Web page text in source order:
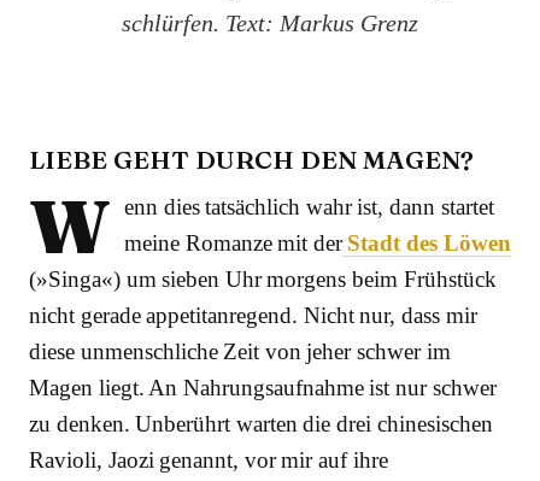
schlürfen. Text: Markus Grenz
LIEBE GEHT DURCH DEN MAGEN?
W enn dies tatsächlich wahr ist, dann startet
meine Romanze mit derStadt des Löwen
(»Singa«) um sieben Uhr morgens beim Frühstück
nicht gerade appetitanregend. Nicht nur, dass mir
diese unmenschliche Zeit von jeher schwer im
Magen liegt. An Nahrungsaufnahme ist nur schwer
zu denken. Unberührt warten die drei chinesischen
Ravioli, Jaozi genannt, vor mir auf ihre